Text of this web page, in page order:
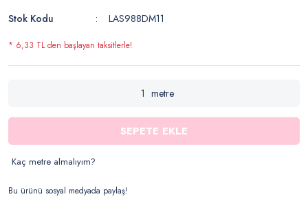
Stok Kodu
LAS988DM11
* 6,33 TL den başlayan taksitlerle!
metre
SEPETE EKLE
Kaç metre almalıyım?
Bu ürünü sosyal medyada paylaş!